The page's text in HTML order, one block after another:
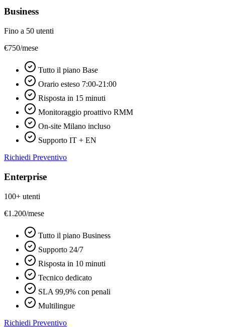
Business
Fino a 50 utenti
€750/mese
Tutto il piano Base
Orario esteso 7:00-21:00
Risposta in 15 minuti
Monitoraggio proattivo RMM
On-site Milano incluso
Supporto IT + EN
Richiedi Preventivo
Enterprise
100+ utenti
€1.200/mese
Tutto il piano Business
Supporto 24/7
Risposta in 10 minuti
Tecnico dedicato
SLA 99,9% con penali
Multilingue
Richiedi Preventivo